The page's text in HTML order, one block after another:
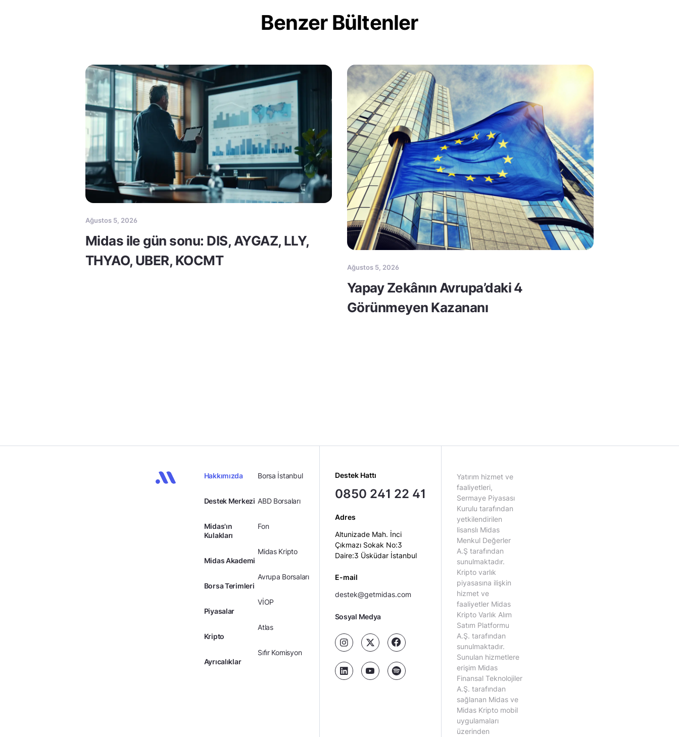
Benzer Bültenler
Ağustos 5, 2026
Midas ile gün sonu: DIS, AYGAZ, LLY,
THYAO, UBER, KOCMT
Ağustos 5, 2026
Yapay Zekânın Avrupa’daki 4
Görünmeyen Kazananı
Hakkımızda
Destek Merkezi
Midas'ın
Kulakları
Midas Akademi
Borsa Terimleri
Piyasalar
Kripto
Ayrıcalıklar
Borsa İstanbul
ABD Borsaları
Fon
Midas Kripto
Avrupa Borsaları
VİOP
Atlas
Sıfır Komisyon
Destek Hattı
0850 241 22 41
Adres
Altunizade Mah. İnci
Çıkmazı Sokak No:3
Daire:3 Üsküdar İstanbul
E-mail
destek@getmidas.com
Sosyal Medya
Yatırım hizmet ve
faaliyetleri,
Sermaye Piyasası
Kurulu tarafından
yetkilendirilen
lisanslı Midas
Menkul Değerler
A.Ş tarafından
sunulmaktadır.
Kripto varlık
piyasasına ilişkin
hizmet ve
faaliyetler Midas
Kripto Varlık Alım
Satım Platformu
A.Ş. tarafından
sunulmaktadır.
Sunulan hizmetlere
erişim Midas
Finansal Teknolojiler
A.Ş. tarafından
sağlanan Midas ve
Midas Kripto mobil
uygulamaları
üzerinden